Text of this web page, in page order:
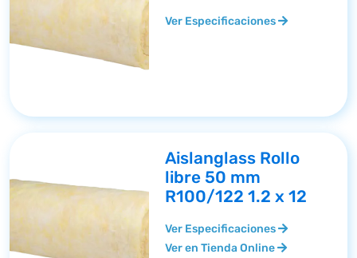
Ver Especificaciones
Aislanglass Rollo
libre 50 mm
R100/122 1.2 x 12
Ver Especificaciones
Ver en Tienda Online